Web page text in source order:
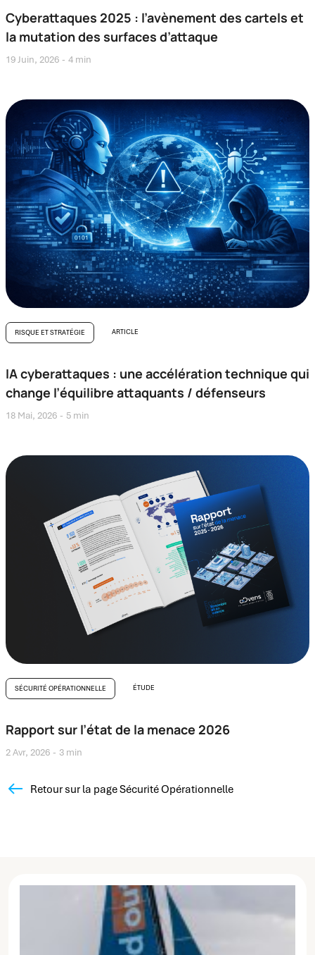
Cyberattaques 2025 : l’avènement des cartels et
la mutation des surfaces d’attaque
19 Juin, 2026 4 min
RISQUE ET STRATÉGIE ARTICLE
IA cyberattaques : une accélération technique qui
change l’équilibre attaquants / défenseurs
18 Mai, 2026 5 min
SÉCURITÉ OPÉRATIONNELLE ÉTUDE
Rapport sur l’état de la menace 2026
2 Avr, 2026 3 min
Retour sur la page Sécurité Opérationnelle